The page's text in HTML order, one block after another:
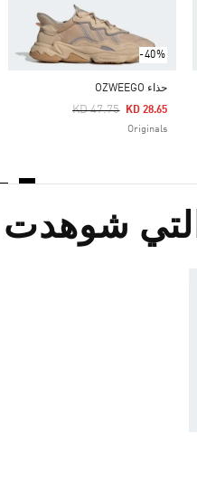
-40%
حذاء OZWEEGO
Price Reduced From
KD 47.75
To KD 28.65
Originals